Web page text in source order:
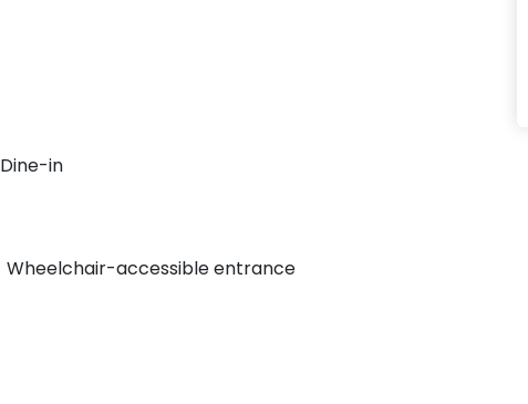
Dine-in
Wheelchair-accessible entrance